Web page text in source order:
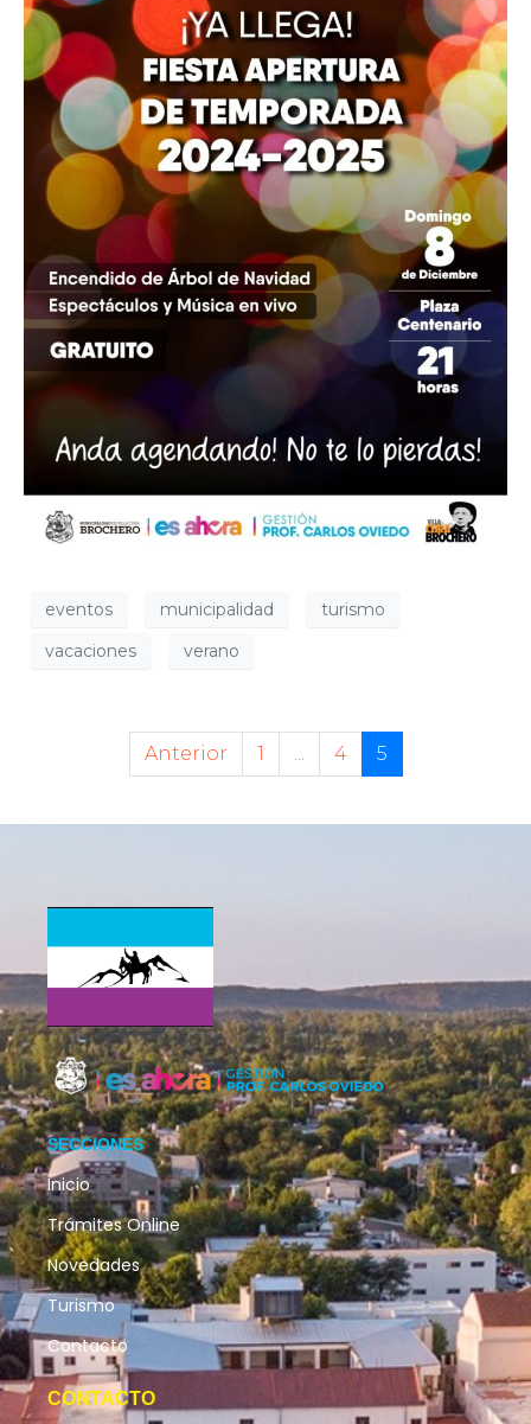
eventos municipalidad
turismo
vacaciones
verano
Anterior 1 ... 4 5
SECCIONES
Inicio
Trámites Online
Novedades
Turismo
Contacto
CONTACTO